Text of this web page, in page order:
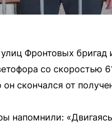
Фронтовых
со скоростью
скончался от
напомнили: